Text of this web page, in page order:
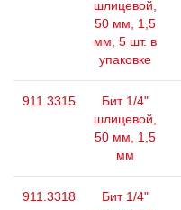
шлицевой,
50 мм, 1,5
мм, 5 шт. в
упаковке
911.3315
Бит 1/4"
шлицевой,
50 мм, 1,5
мм
911.3318
Бит 1/4"